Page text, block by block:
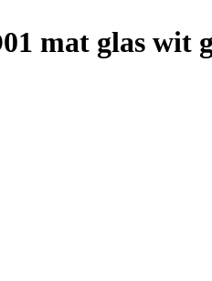
mat glas wit